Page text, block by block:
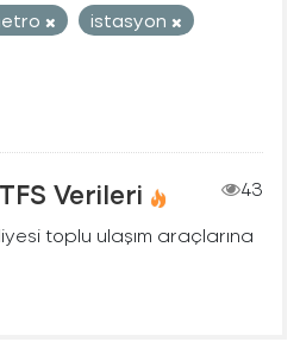
istasyon
Verileri
43
toplu ulaşım araçlarına